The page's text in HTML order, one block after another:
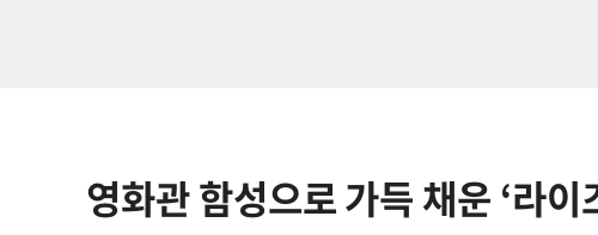
영화관 함성으로 가득 채운 ‘라